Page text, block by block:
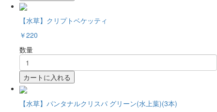
【水草】クリプトベケッティ
￥220
数量
カートに入れる
【水草】パンタナルクリスパ グリーン(水上葉)(3本)